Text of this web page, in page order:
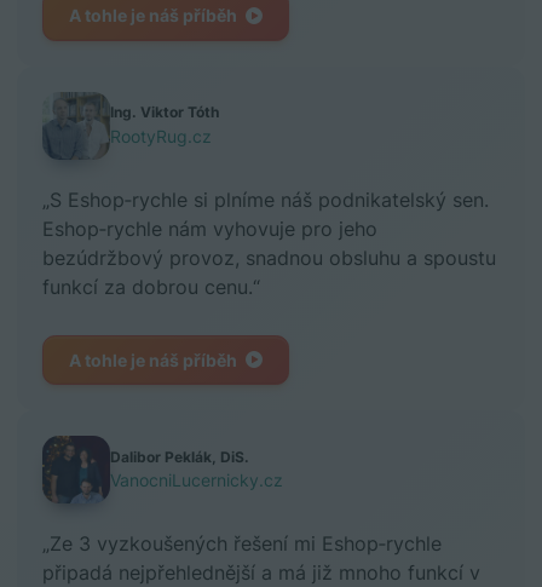
A tohle je náš příběh
Ing. Viktor Tóth
RootyRug.cz
„S Eshop‑rychle si plníme náš podnikatelský sen.
Eshop‑rychle nám vyhovuje pro jeho
bezúdržbový provoz, snadnou obsluhu a spoustu
funkcí za dobrou cenu.“
A tohle je náš příběh
Dalibor Peklák, DiS.
VanocniLucernicky.cz
„Ze 3 vyzkoušených řešení mi Eshop‑rychle
připadá nejpřehlednější a má již mnoho funkcí v